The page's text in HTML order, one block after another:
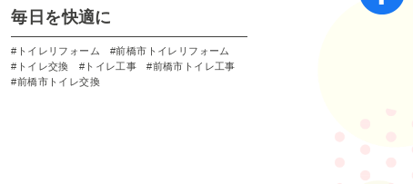
毎日を快適に
トイレリフォーム
前橋市トイレリフォーム
トイレ交換
トイレ工事
前橋市トイレ工事
前橋市トイレ交換